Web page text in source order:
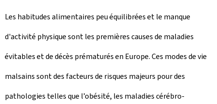
Les habitudes alimentaires peu équilibrées et le manque
d'activité physique sont les premières causes de maladies
évitables et de décès prématurés en Europe. Ces modes de vie
malsains sont des facteurs de risques majeurs pour des
pathologies telles que l’obésité, les maladies cérébro-